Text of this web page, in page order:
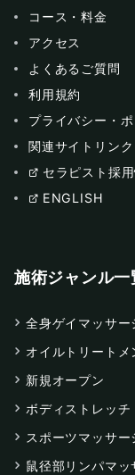
コース・料金
アクセス
よくあるご質問
利用規約
プライバシー・
関連サイトリンク
セラピスト採
ENGLISH
施術ジャンル一
全身ゲイマッサー
オイルトリートメ
新規オープン
ボディストレッチ
スポーツマッサー
鼠径部リンパマッ